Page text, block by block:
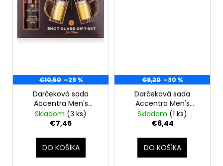
€10,50 –29 %
Darčeková sada
Accentra Men's
Collection so
sprchovým a
ml, 2 pohárikmi na
pivo /mierne
poškodený obal/
Skladom (3 ks)
€7,45
DO KOŠÍKA
€9,20 –30 %
Darčeková sada
Accentra Men's
Collection pre mužov
6059623
Skladom (1 ks)
€6,44
DO KOŠÍKA
TVÁR
TELO
SPF
50+,
€9,44
Pôvodne:
€23,60